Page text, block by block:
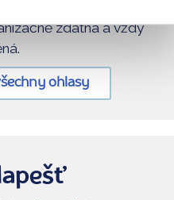
zdatná a vždy
ohlasy